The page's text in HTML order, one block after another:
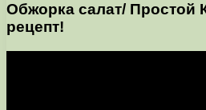
Обжорка салат/ Простой
рецепт!